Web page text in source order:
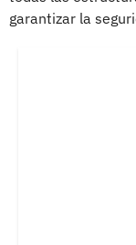
garantizar la